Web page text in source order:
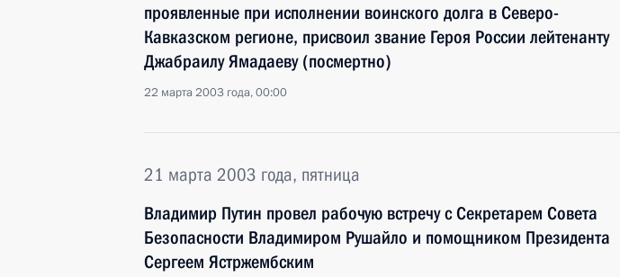
проявленные при исполнении воинского долга в Северо-
Кавказском регионе, присвоил звание Героя России лейтенанту
Джабраилу Ямадаеву (посмертно)
22 марта 2003 года, 00:00
21 марта 2003 года, пятница
Владимир Путин провел рабочую встречу с Секретарем Совета
Безопасности Владимиром Рушайло и помощником Президента
Сергеем Ястржембским